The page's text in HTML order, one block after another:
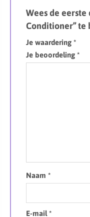
Wees de eerste
Conditioner” te
Je waardering *
Je beoordeling *
Naam *
E-mail*